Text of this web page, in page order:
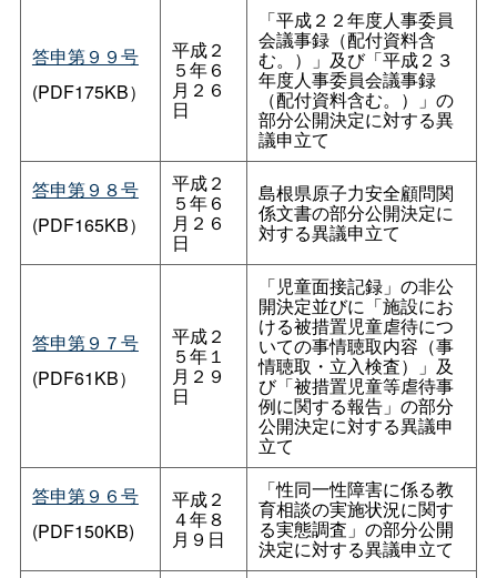
答申第９９号
(PDF175KB）
平成２
５年６
月２６
日
「平成２２年度人事委員
会議事録（配付資料含
む。）」及び「平成２３
年度人事委員会議事録
（配付資料含む。）」の
部分公開決定に対する異
議申立て
答申第９８号
(PDF165KB）
平成２
５年６
月２６
日
島根県原子力安全顧問関
係文書の部分公開決定に
対する異議申立て
答申第９７号
(PDF61KB）
平成２
５年１
月２９
日
「児童面接記録」の非公
開決定並びに「施設にお
ける被措置児童虐待につ
いての事情聴取内容（事
情聴取・立入検査）」及
び「被措置児童等虐待事
例に関する報告」の部分
公開決定に対する異議申
立て
答申第９６号
(PDF150KB)
平成２
４年８
月９日
「性同一性障害に係る教
育相談の実施状況に関す
る実態調査」の部分公開
決定に対する異議申立て